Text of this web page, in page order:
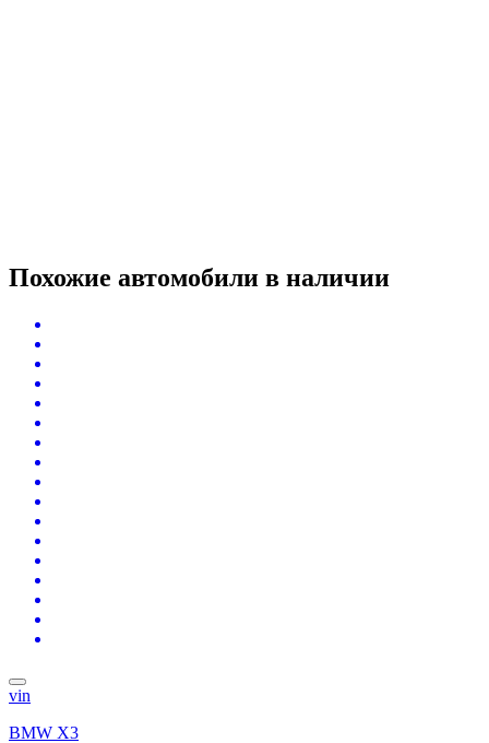
Похожие автомобили в наличии
vin
BMW X3